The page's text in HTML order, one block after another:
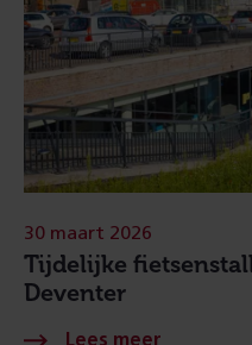
Tijdelijke
Deventer
30 maart 2026